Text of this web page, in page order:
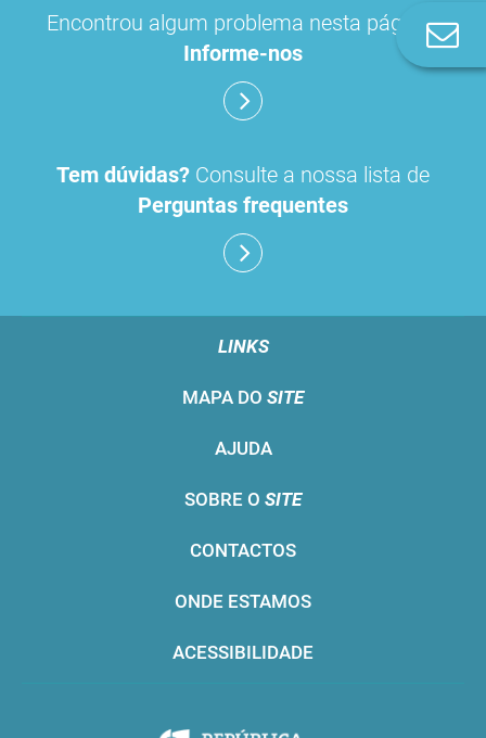
Encontrou algum problema nesta página?
Informe-nos
Tem dúvidas? Consulte a nossa lista de
Perguntas frequentes
LINKS
MAPA DO SITE
AJUDA
SOBRE O SITE
CONTACTOS
ONDE ESTAMOS
ACESSIBILIDADE